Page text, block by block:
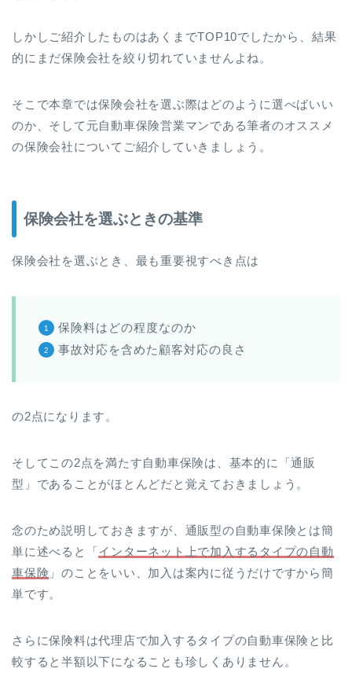
しかしご紹介したものはあくまでTOP10でしたから、結果
的にまだ保険会社を絞り切れていませんよね。
そこで本章では保険会社を選ぶ際はどのように選べばいい
のか、そして元自動車保険営業マンである筆者のオススメ
の保険会社についてご紹介していきましょう。
保険会社を選ぶときの基準
保険会社を選ぶとき、最も重要視すべき点は
保険料はどの程度なのか
事故対応を含めた顧客対応の良さ
の2点になります。
そしてこの2点を満たす自動車保険は、基本的に「通販
型」であることがほとんどだと覚えておきましょう。
念のため説明しておきますが、通販型の自動車保険とは簡
単に述べると「インターネット上で加入するタイプの自動
車保険 」のことをいい、加入は案内に従うだけですから簡
単です。
さらに保険料は代理店で加入するタイプの自動車保険と比
較すると半額以下になることも珍しくありません。